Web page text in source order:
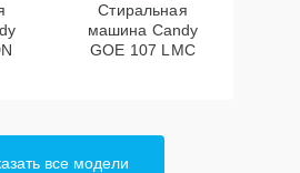
Стиральная
машина Candy
GOE 107 LMC
все модели